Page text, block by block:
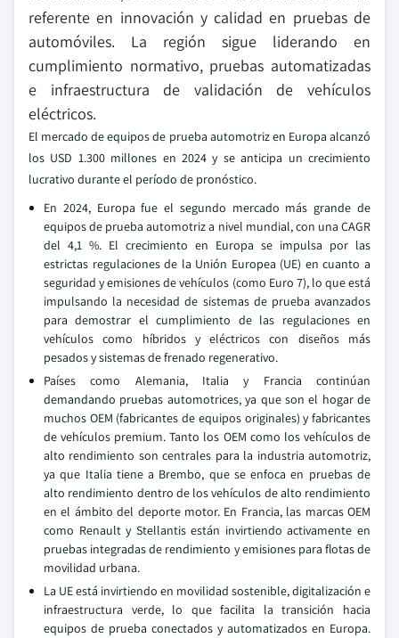
referente en innovación y calidad en pruebas de
automóviles. La región sigue liderando en
cumplimiento normativo, pruebas automatizadas
e infraestructura de validación de vehículos
eléctricos.
El mercado de equipos de prueba automotriz en Europa alcanzó
los USD 1.300 millones en 2024 y se anticipa un crecimiento
lucrativo durante el período de pronóstico.
En 2024, Europa fue el segundo mercado más grande de
equipos de prueba automotriz a nivel mundial, con una CAGR
del 4,1 %. El crecimiento en Europa se impulsa por las
estrictas regulaciones de la Unión Europea (UE) en cuanto a
seguridad y emisiones de vehículos (como Euro 7), lo que está
impulsando la necesidad de sistemas de prueba avanzados
para demostrar el cumplimiento de las regulaciones en
vehículos como híbridos y eléctricos con diseños más
pesados y sistemas de frenado regenerativo.
Países como Alemania, Italia y Francia continúan
demandando pruebas automotrices, ya que son el hogar de
muchos OEM (fabricantes de equipos originales) y fabricantes
de vehículos premium. Tanto los OEM como los vehículos de
alto rendimiento son centrales para la industria automotriz,
ya que Italia tiene a Brembo, que se enfoca en pruebas de
alto rendimiento dentro de los vehículos de alto rendimiento
en el ámbito del deporte motor. En Francia, las marcas OEM
como Renault y Stellantis están invirtiendo activamente en
pruebas integradas de rendimiento y emisiones para flotas de
movilidad urbana.
La UE está invirtiendo en movilidad sostenible, digitalización e
infraestructura verde, lo que facilita la transición hacia
equipos de prueba conectados y automatizados en Europa.